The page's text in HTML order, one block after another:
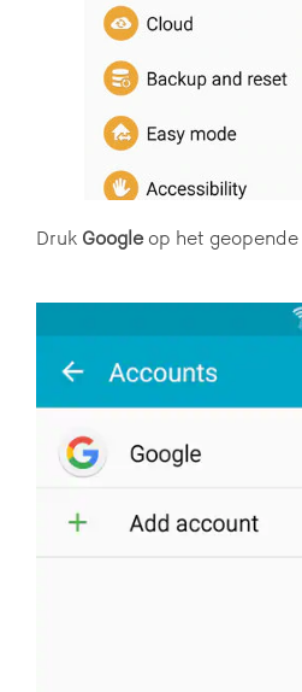
Druk Googleop het geopende